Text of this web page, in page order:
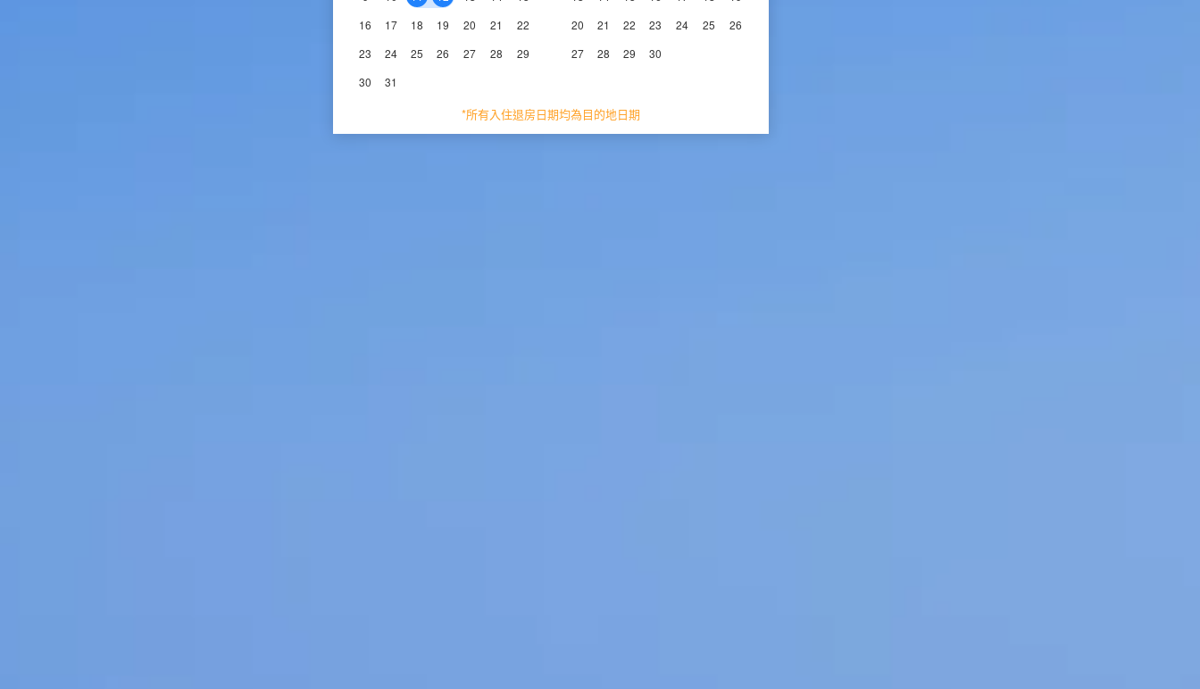
16
17 18 19 20 21
22
23
24 25 26 27 28
29
30
31
20
21 22 23 24 25
26
27
28 29 30
*所有入住退房日期均為目的地日期